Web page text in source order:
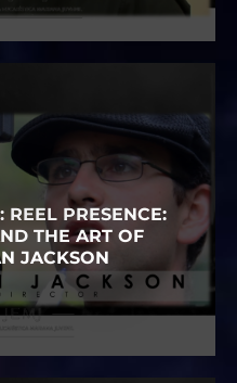
REEL PRESENCE:
THE ART OF
JACKSON